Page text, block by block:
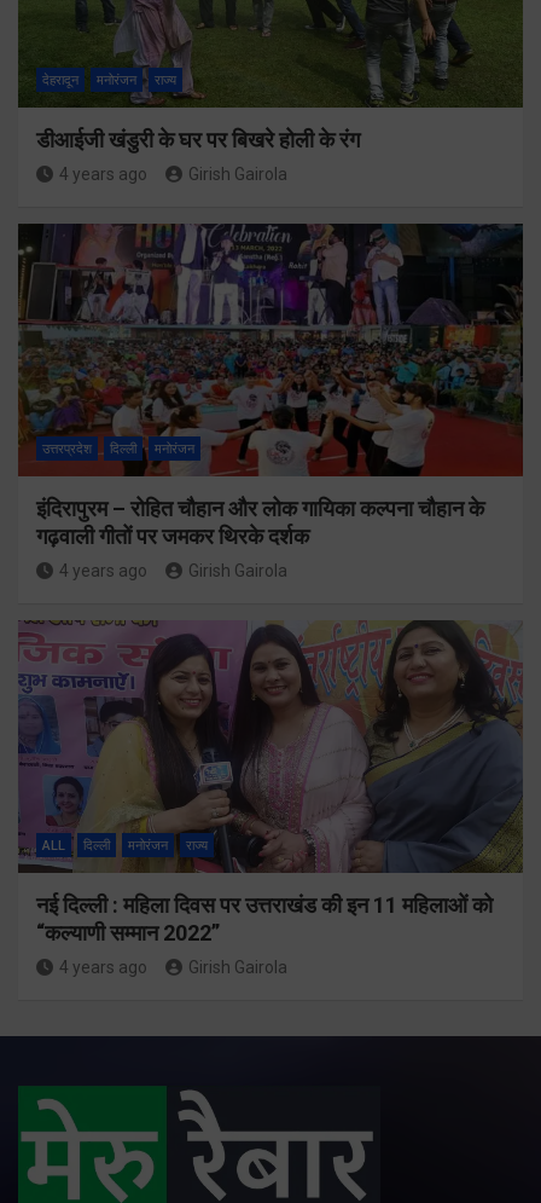
देहरादून मनोरंजन राज्य
डीआईजी खंडुरी के घर पर बिखरे होली के रंग
4 years ago Girish Gairola
उत्तरप्रदेश दिल्ली मनोरंजन
इंदिरापुरम – रोहित चौहान और लोक गायिका कल्पना चौहान के
गढ़वाली गीतों पर जमकर थिरके दर्शक
4 years ago Girish Gairola
ALL दिल्ली मनोरंजन राज्य
नई दिल्ली : महिला दिवस पर उत्तराखंड की इन 11 महिलाओं को
“कल्याणी सम्मान 2022”
4 years ago Girish Gairola